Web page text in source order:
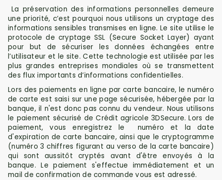
La préservation des informations personnelles demeure
une priorité, c’est pourquoi nous utilisons un cryptage des
informations sensibles transmises en ligne.Le site utilise le
protocole de cryptage SSL (Secure Socket Layer) ayant
pour but de sécuriser les données échangées entre
l’utilisateur et le site. Cette technologie est utilisée par les
plus grandes entreprises mondiales où se transmettent
des flux importants d’informations confidentielles.
Lors des paiements en ligne par carte bancaire, le numéro
de carte est saisi sur une page sécurisée, hébergée par la
banque, il n'est donc pas connu du vendeur. Nous utilisons
le paiement sécurisé de Crédit agricole 3DSecure. Lors de
paiement, vous enregistrez le numéro et la date
d'expiration de carte bancaire, ainsi que le cryptogramme
(numéro 3 chiffres figurant au verso de la carte bancaire)
qui sont aussitôt cryptés avant d'être envoyés à la
banque. Le paiement s'effectue immédiatement et un
mail de confirmation de commande vous est adressé.